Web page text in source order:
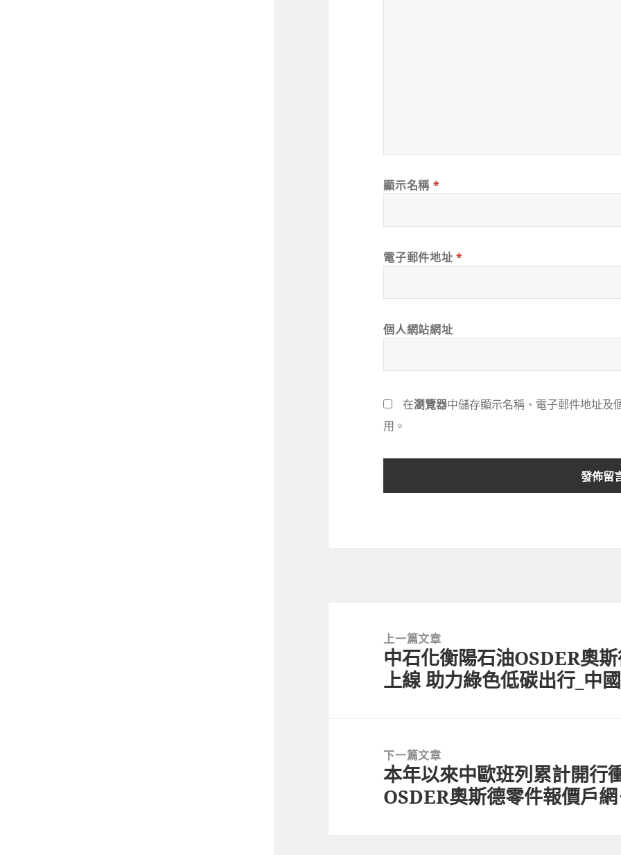
顯示名稱 *
電子郵件地址 *
個人網站網址
在瀏覽器中儲存顯示名稱、電子郵件地址及
用。
上一篇文章
上
一
中石化衡陽石油OSDER奧
上線 助力綠色低碳出行_中
下一篇文章
下
一
本年以來中歐班列累計開行
OSDER奧斯德零件報價戶